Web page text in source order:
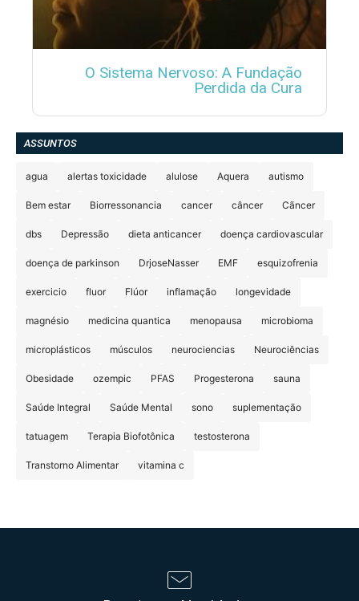
O Sistema Nervoso: A Fundação
Perdida da Cura
ASSUNTOS
agua alertas toxicidade alulose Aquera autismo
Bem estar Biorressonancia cancer câncer Cãncer
dbs Depressão dieta anticancer doença cardiovascular
doença de parkinson DrjoseNasser EMF esquizofrenia
exercicio fluor Flúor inflamação longevidade
magnésio medicina quantica menopausa microbioma
microplásticos músculos neurociencias Neurociências
Obesidade ozempic PFAS Progesterona sauna
Saúde Integral Saúde Mental sono suplementação
tatuagem Terapia Biofotônica testosterona
Transtorno Alimentar vitamina c